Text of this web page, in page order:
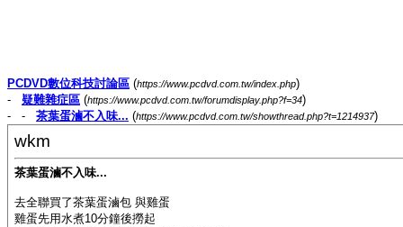
PCDVD數位科技討論區 (https://www.pcdvd.com.tw/index.php)
- 疑難雜症區 (https://www.pcdvd.com.tw/forumdisplay.php?f=34)
- - 茶葉蛋滷不入味... (https://www.pcdvd.com.tw/showthread.php?t=1214937)
wkm
茶葉蛋滷不入味...
去全聯買了茶葉蛋滷包 與雞蛋
雞蛋先用水煮10分鐘後撈起